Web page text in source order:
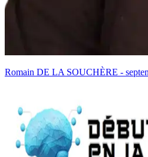
Romain DE LA SOUCHÈRE -